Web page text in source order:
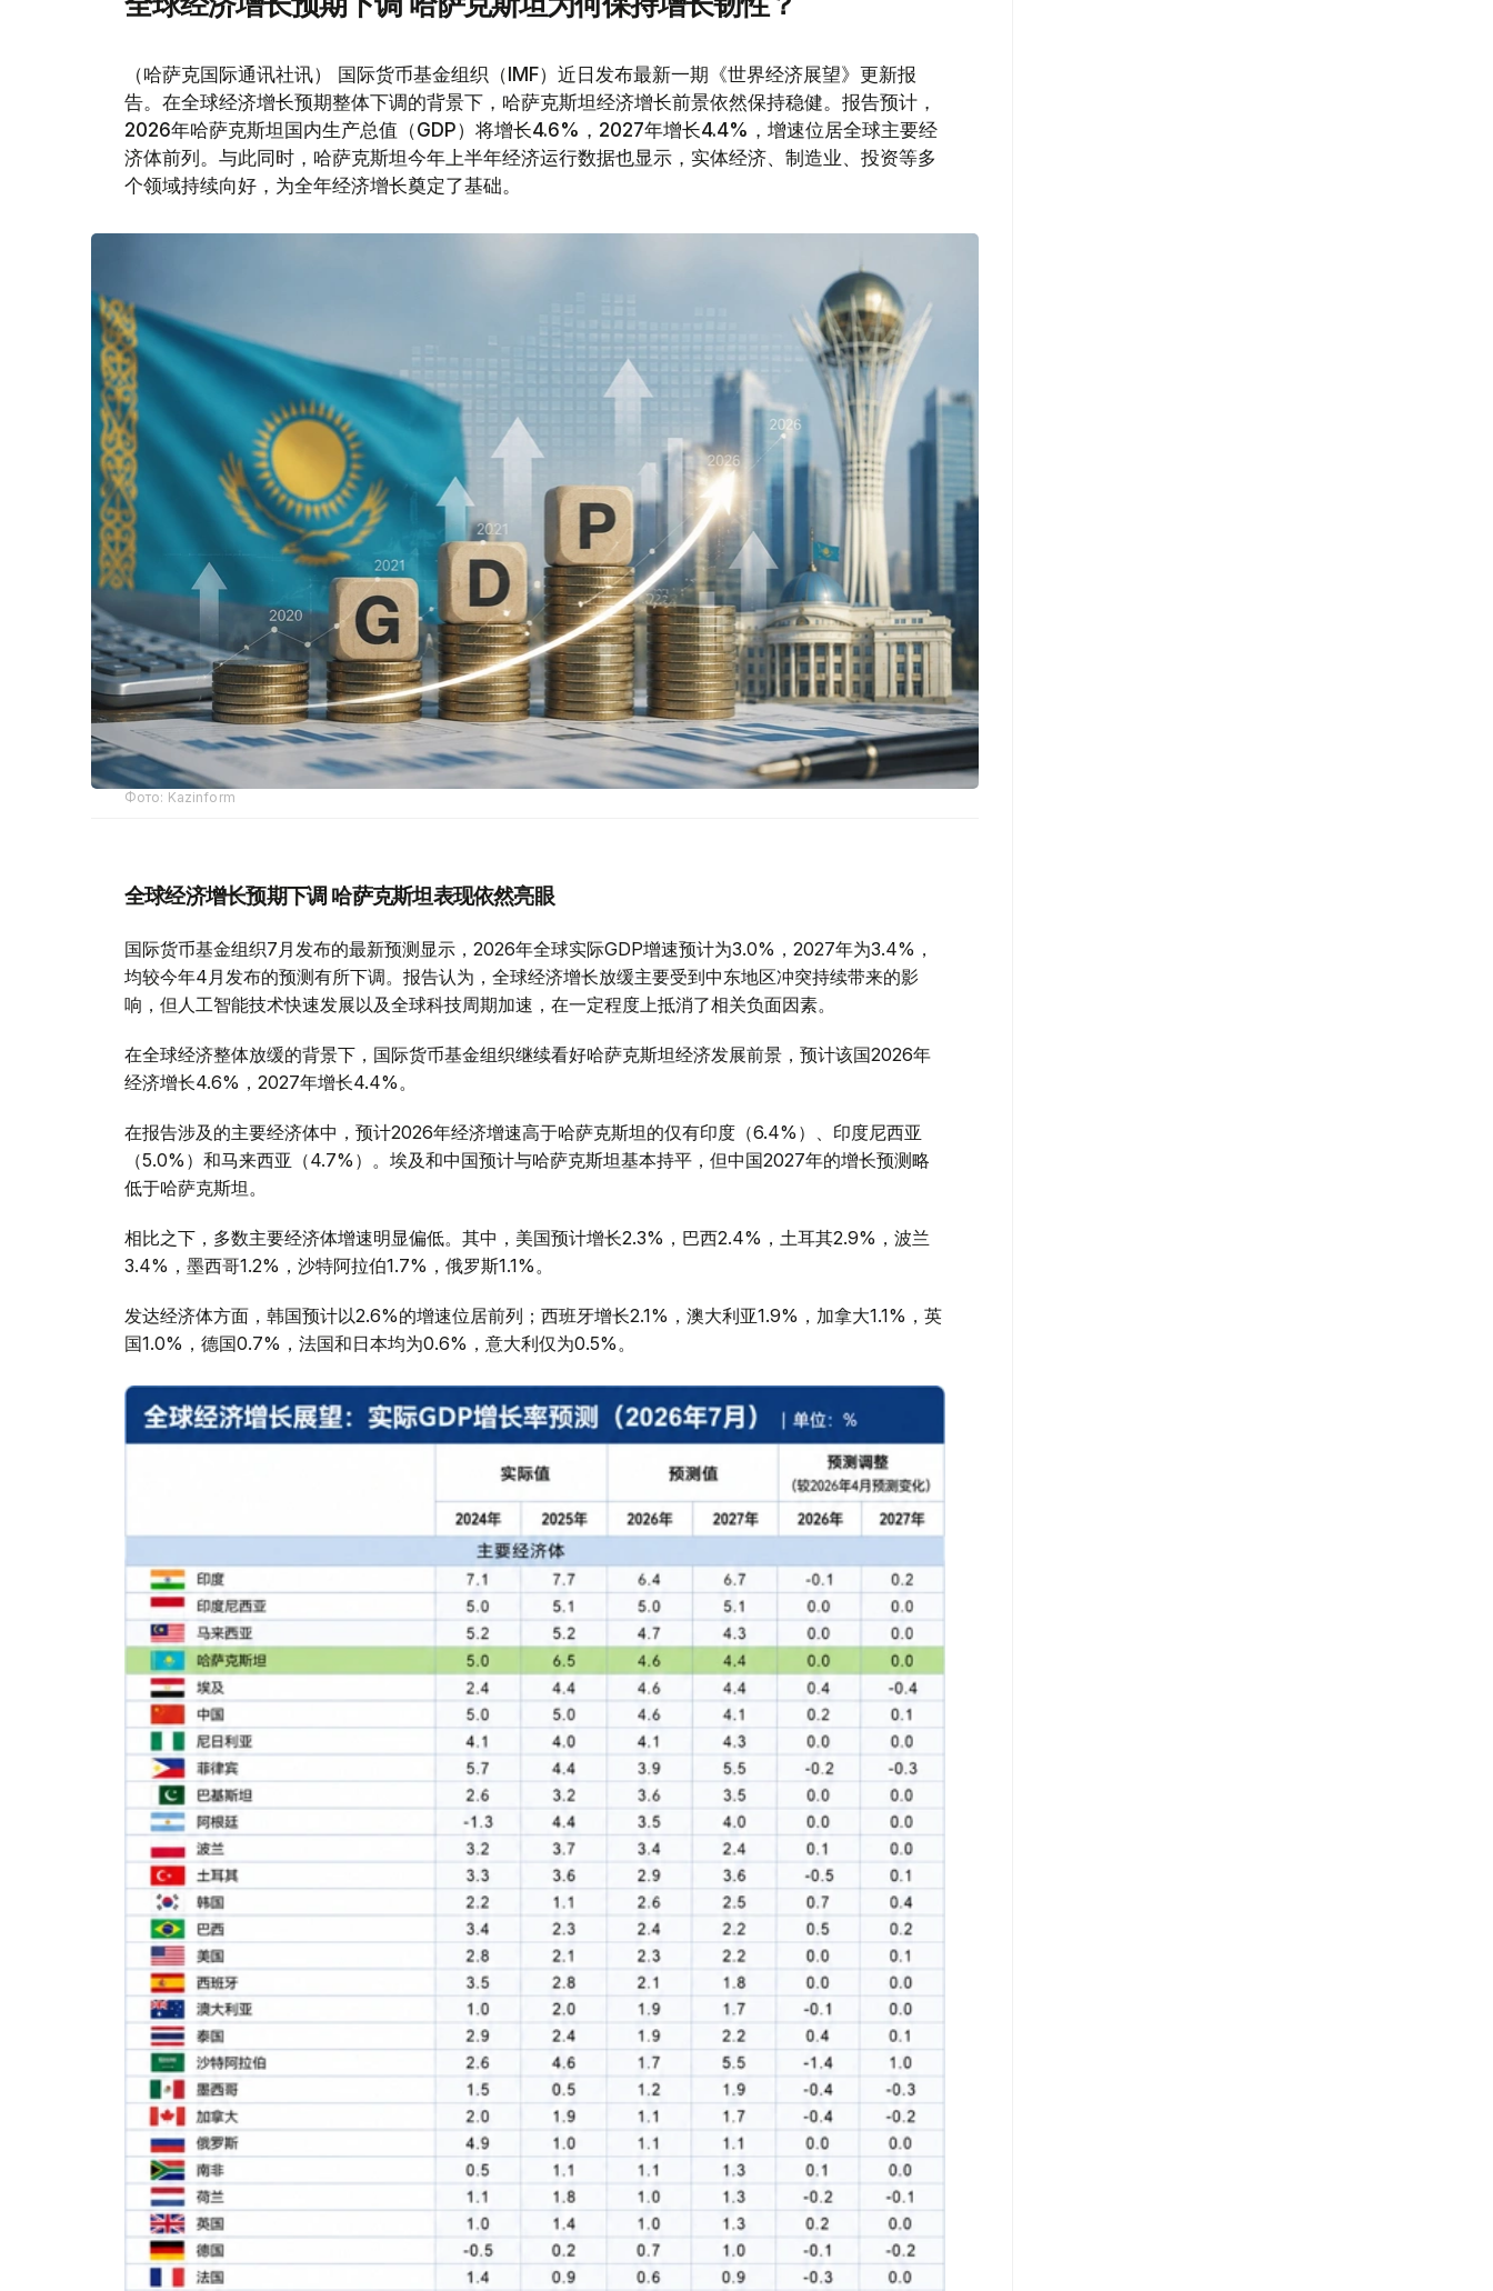
（哈萨克国际通讯社讯） 国际货币基金组织（IMF）近日发布最新一期《世界经济展望》更新报
告。在全球经济增长预期整体下调的背景下，哈萨克斯坦经济增长前景依然保持稳健。报告预计，
2026年哈萨克斯坦国内生产总值（GDP）将增长4.6%，2027年增长4.4%，增速位居全球主要经
济体前列。与此同时，哈萨克斯坦今年上半年经济运行数据也显示，实体经济、制造业、投资等多
个领域持续向好，为全年经济增长奠定了基础。
Фото: Kazinform
全球经济增长预期下调 哈萨克斯坦表现依然亮眼
国际货币基金组织7月发布的最新预测显示，2026年全球实际GDP增速预计为3.0%，2027年为3.4%，
均较今年4月发布的预测有所下调。报告认为，全球经济增长放缓主要受到中东地区冲突持续带来的影
响，但人工智能技术快速发展以及全球科技周期加速，在一定程度上抵消了相关负面因素。
在全球经济整体放缓的背景下，国际货币基金组织继续看好哈萨克斯坦经济发展前景，预计该国2026年
经济增长4.6%，2027年增长4.4%。
在报告涉及的主要经济体中，预计2026年经济增速高于哈萨克斯坦的仅有印度（6.4%）、印度尼西亚
（5.0%）和马来西亚（4.7%）。埃及和中国预计与哈萨克斯坦基本持平，但中国2027年的增长预测略
低于哈萨克斯坦。
相比之下，多数主要经济体增速明显偏低。其中，美国预计增长2.3%，巴西2.4%，土耳其2.9%，波兰
3.4%，墨西哥1.2%，沙特阿拉伯1.7%，俄罗斯1.1%。
发达经济体方面，韩国预计以2.6%的增速位居前列；西班牙增长2.1%，澳大利亚1.9%，加拿大1.1%，英
国1.0%，德国0.7%，法国和日本均为0.6%，意大利仅为0.5%。